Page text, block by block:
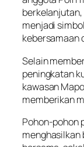
menjadi
kebersamaan
Selain
peningkatan
kawasan
memberikan
Pohon-pohon
menghasilkan